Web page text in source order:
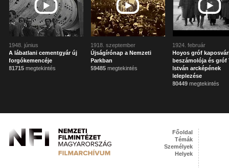
1948. június
A lábatlani cementgyár új
forgókemencéje
81715 megtekintés
1918. szeptember
Újságírónap a Nemzeti
Parkban
59485 megtekintés
1924. február
Hoyos gróf
beszámolója és gróf
István arcképének
leleplezése
80449 megtekintés
Főoldal
Témák
Személyek
Helyek